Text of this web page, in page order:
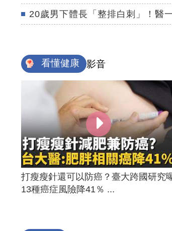
20歲男下體長「整排白刺」！醫
看懂健康 影音
打瘦瘦針還可以防癌？臺大跨國研究
13種癌症風險降41％ ...